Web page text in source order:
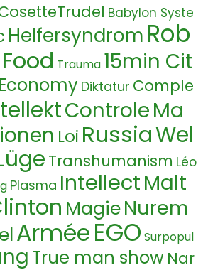
Babylon Syste
Helfersyndrom Rob
Trauma 15min Cit
Economy Diktatur Comple
ControleMa
Loi RussiaWel
Transhumanism Léo
Plasma IntellectMalt
MagieNurem
ArméeEGO Surpopul
True man show Nar